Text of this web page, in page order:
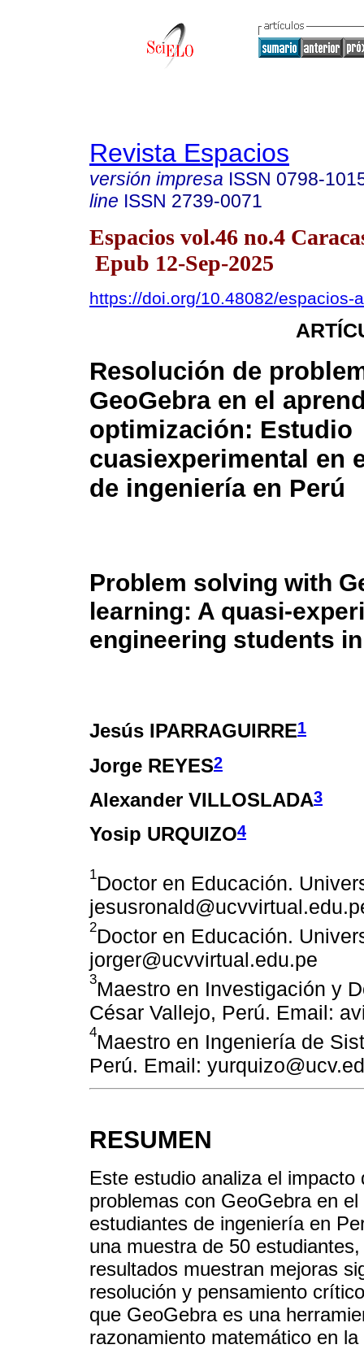
Revista Espacios
versión impresa ISSN 0798-
line ISSN 2739-0071
Espacios vol.46 no.4
Epub 12-Sep-2025
https://doi.org/10.48082/espacios-
Resolución de
GeoGebra en el
optimización: Estudio
cuasiexperimental en
de ingeniería en Perú
Problem solving with
learning: A quasi-
engineering students
Jesús IPARRAGUIRRE1
Jorge REYES2
Alexander VILLOSLADA3
Yosip URQUIZO4
1Doctor en Educación.
2Doctor en Educación.
jorger@ucvvirtual.edu.pe
3Maestro en Investigación y
César Vallejo, Perú. Email:
4Maestro en Ingeniería de
Perú. Email:
RESUMEN
Este estudio analiza el
problemas con GeoGebra en
estudiantes de ingeniería en
una muestra de 50
resultados muestran mejoras
resolución y pensamiento
que GeoGebra es una
razonamiento matemático en